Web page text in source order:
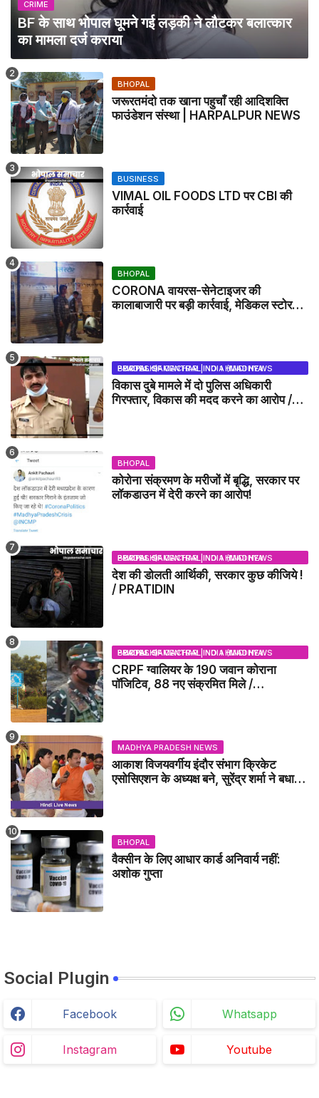
CRIME
BF के साथ भोपाल घूमने गई लड़की ने लौटकर बलात्कार
का मामला दर्ज कराया
BHOPAL
जरूरतमंदो तक खाना पहुचाँ रही आदिशक्ति
फाउंडेशन संस्था | HARPALPUR NEWS
BUSINESS
VIMAL OIL FOODS LTD पर CBI की
कार्रवाई
BHOPAL
CORONA वायरस-सेनेटाइजर की
कालाबाजारी पर बड़ी कार्रवाई, मेडिकल स्टोर
BHOPAL SAMACHAR | NO 1 HINDI NEWS PORTAL OF CENTRAL INDIA (MADHYA PRADESH)
विकास दुबे मामले में दो पुलिस अधिकारी
गिरफ्तार, विकास की मदद करने का आरोप /
BHOPAL
कोरोना संक्रमण के मरीजों में बृद्धि, सरकार पर
लॉकडाउन में देरी करने का आरोप!
BHOPAL SAMACHAR | NO 1 HINDI NEWS PORTAL OF CENTRAL INDIA (MADHYA PRADESH)
देश की डोलती आर्थिकी, सरकार कुछ कीजिये !
/ PRATIDIN
BHOPAL SAMACHAR | NO 1 HINDI NEWS PORTAL OF CENTRAL INDIA (MADHYA PRADESH)
CRPF ग्वालियर के 190 जवान कोराना
पॉजिटिव, 88 नए संक्रमित मिले /
MADHYA PRADESH NEWS
आकाश विजयवर्गीय इंदौर संभाग क्रिकेट
एसोसिएशन के अध्यक्ष बने, सुरेंद्र शर्मा ने बधाई
BHOPAL
वैक्सीन के लिए आधार कार्ड अनिवार्य नहीं:
अशोक गुप्ता
Social Plugin
Facebook Whatsapp
Instagram Youtube